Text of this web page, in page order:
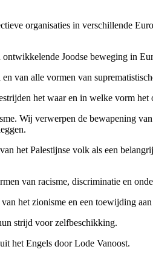
organisaties in verschillende
Joodse beweging in
van alle vormen van
het waar en in welke vorm
Wij verwerpen de bewapening
het Palestijnse volk als een
van racisme, discriminatie en
het zionisme en een toewijding
strijd voor zelfbeschikking.
het Engels door Lode Vanoost.